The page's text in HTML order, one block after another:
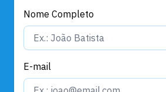
Nome Completo
E-mail